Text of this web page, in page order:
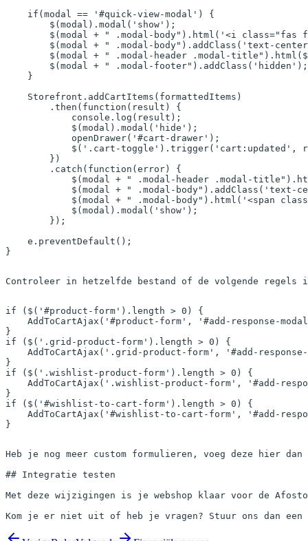
    if
(modal == '#quick-view-modal' ) {
        $
(modal). modal ( 'show' );
        $
(modal + " .modal-body" ). html ( '<i class="fas
        $
(modal + " .modal-body" ). addClass ( 'text-
        $
(modal + " .modal-header .modal-title" ). html ( $
        $
(modal + " .modal-footer" ). addClass ( 'hidden' );
    }
    Storefront.
addCartItems (formattedItems)
        .
then ( function ( result ) {
            console.
log (result);
            $
(modal). modal ( 'hide' );
            openDrawer
( '#cart-drawer' );
            $
( '.cart-toggle' ). trigger( 'cart:updated' ,
        })
        .
catch ( function ( error ) {
            $
(modal + " .modal-header .modal-title" ).
            $
(modal + " .modal-body" ). addClass ( 'text-
            $
(modal + " .modal-body" ). html ( '<span
            $
(modal). modal ( 'show' );
        });
    e.
preventDefault ();
}
Controleer in hetzelfde bestand of de volgende regels
if ( $ ( '#product-form' ). length > 0 ) {
    AddToCartAjax
( '#product-form' ,
'#add-response-
}
if ( $ ( '.grid-product-form' ). length > 0 ) {
    AddToCartAjax
( '.grid-product-form' ,
'#add-
}
if ( $ ( '.wishlist-product-form' ). length > 0 ) {
    AddToCartAjax
( '.wishlist-product-form' ,
'#add-
}
if ( $ ( '#wishlist-to-cart-form' ). length > 0 ) {
    AddToCartAjax
( '#wishlist-to-cart-form' ,
'#add-
}
Heb je nog meer custom formulieren, voeg deze hier
## Integratie testen
Met deze wijzigingen is je webshop klaar voor de